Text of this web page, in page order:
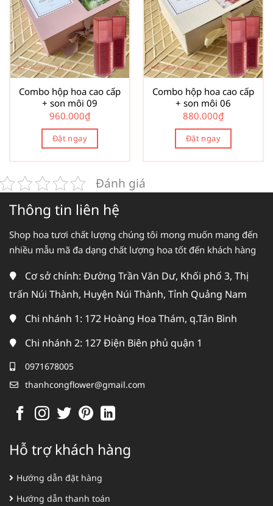
Combo hộp hoa cao cấp
+ son môi 09
960.000₫
Đặt ngay
Combo hộp hoa cao cấp
+ son môi 06
880.000₫
Đặt ngay
Đánh giá
Thông tin liên hệ
Shop hoa tươi chất lượng chúng tôi mong muốn mang đến
nhiều mẫu mã đa dạng chất lượng hoa tốt đến khách hàng
Cơ sở chính: Đường Trần Văn Dư, Khối phố 3, Thị
trấn Núi Thành, Huyện Núi Thành, Tỉnh Quảng Nam
Chi nhánh 1: 172 Hoàng Hoa Thám, q.Tân Bình
Chi nhánh 2: 127 Điện Biên phủ quận 1
0971678005
thanhcongflower@gmail.com
Hỗ trợ khách hàng
Hướng dẫn đặt hàng
Hướng dẫn thanh toán